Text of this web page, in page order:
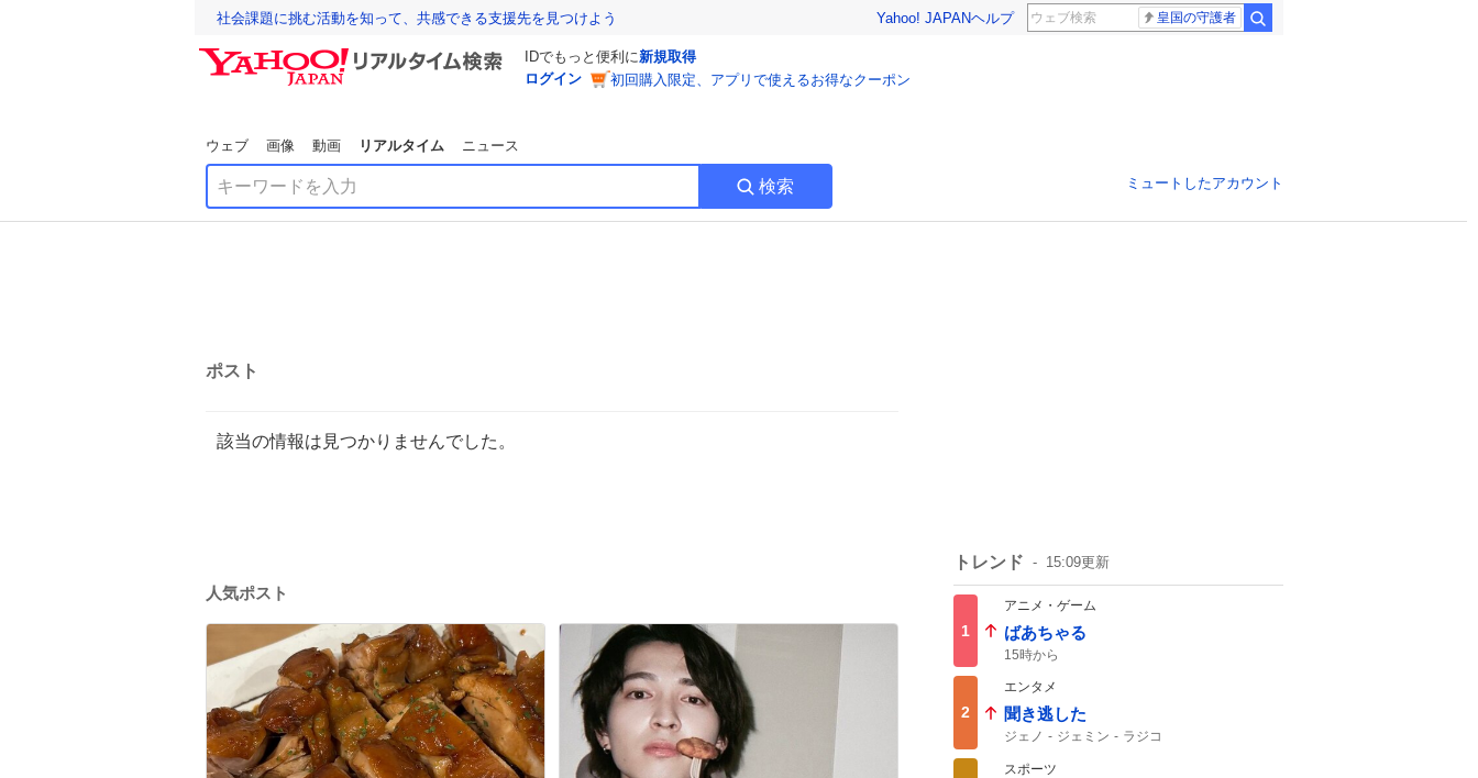
社会課題に挑む活動を知って、共感できる支援先を見つけよう Yahoo! JAPANヘルプ 皇国の守護者
IDでもっと便利に新規取得
ログイン
初回購入限定、アプリで使えるお得なクーポン
ウェブ 画像 動画 リアルタイム ニュース
検索 ミュートしたアカウント
ポスト
該当の情報は見つかりませんでした。
人気ポスト
トレンド 15:09更新
1
アニメ・ゲーム
ばあちゃる
15時から
2
エンタメ
聞き逃した
ジェノ ジェミン ラジコ
スポーツ